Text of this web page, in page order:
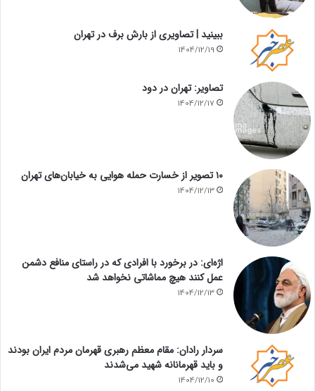
ببینید | تصاویری از بارش برف در تهران
1404/12/19
تصاویر: تهران در دود
1404/12/17
۱۰ تصویر از خسارت حمله هوایی به خیابان‌های تهران
1404/12/13
اژه‌ای: در برخورد با افرادی که در راستای منافع دشمن
عمل کنند هیچ مماشاتی نخواهد شد
1404/12/13
سردار رادان: مقام معظم رهبری قهرمان مردم ایران بودند
و باید قهرمانانه شهید می‌شدند
1404/12/10